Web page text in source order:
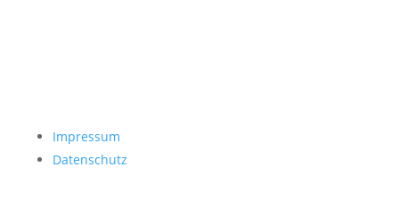
Impressum
Datenschutz